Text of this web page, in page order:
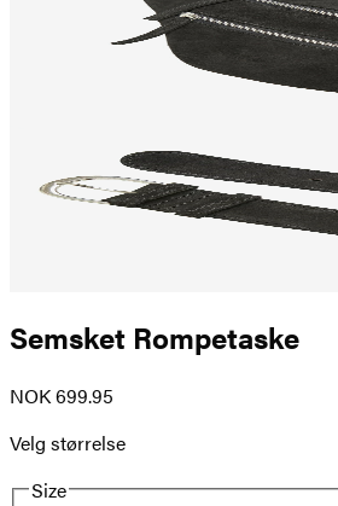
Semsket Rompetaske
NOK 699.95
Velg størrelse
Size